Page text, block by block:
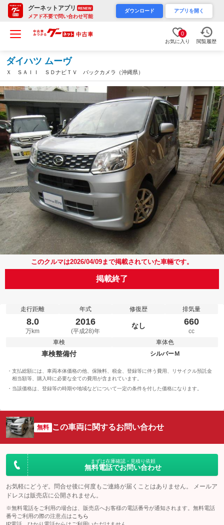
グーネットアプリ RENEW
メアド不要で問い合わせ可能
ダウンロード アプリを開く
0
お気に入り 閲覧履歴
ダイハツ ムーヴ
Ｘ ＳＡＩＩ ＳＤナビＴＶ バックカメラ（沖縄県）
このクルマは2026/04/09まで掲載されていた車輛です。
掲載終了
走行距離
8.0
万km
年式
2016
(平成28)年
修復歴
なし
排気量
660
cc
車検
車検整備付
車体色
シルバーＭ
支払総額には、車両本体価格の他、保険料、税金、登録等に伴う費用、リサイクル預託金
相当額等、購入時に必要な全ての費用が含まれています。
当該価格は、登録等の時期や地域などについて一定の条件を付した価格になります。
無料 この車両に関するお問い合わせ
まずは在庫確認・見積り依頼
無料電話でお問い合わせ
お気軽にどうぞ。問合せ後に何度もご連絡が届くことはありません。 メールア
ドレスは販売店に公開されません。
※無料電話をご利用の場合は、販売店へお客様の電話番号が通知されます。無料電話
番号ご利用の際の注意点は こちら